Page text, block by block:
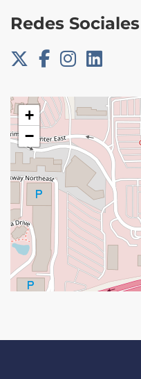
Redes Sociales
+
−